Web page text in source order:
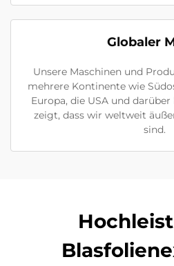
Globaler
Unsere Maschinen und
mehrere Kontinente wie
Europa, die USA und
zeigt, dass wir weltweit
sind.